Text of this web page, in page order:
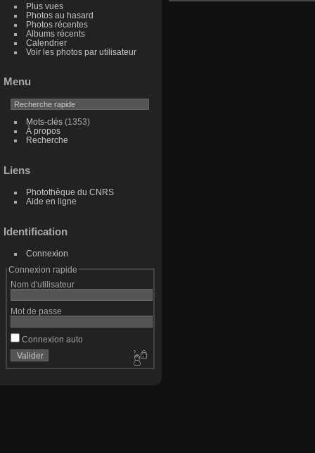
Plus vues
Photos au hasard
Photos récentes
Albums récents
Calendrier
Voir les photos par utilisateur
Menu
Mots-clés(1353)
À propos
Recherche
Liens
Photothèque du CNRS
Aide en ligne
Identification
Connexion
Connexion rapide
Nom d'utilisateur
Mot de passe
Connexion auto